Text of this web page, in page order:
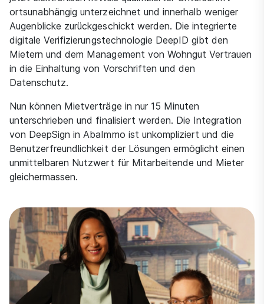
ortsunabhängig unterzeichnet und innerhalb weniger
Augenblicke zurückgeschickt werden. Die integrierte
digitale Verifizierungstechnologie DeepID gibt den
Mietern und dem Management von Wohngut Vertrauen
in die Einhaltung von Vorschriften und den
Datenschutz.
Nun können Mietverträge in nur 15 Minuten
unterschrieben und finalisiert werden. Die Integration
von DeepSign in AbaImmo ist unkompliziert und die
Benutzerfreundlichkeit der Lösungen ermöglicht einen
unmittelbaren Nutzwert für Mitarbeitende und Mieter
gleichermassen.